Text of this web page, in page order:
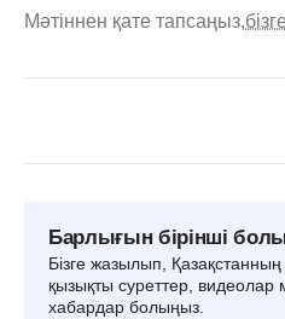
Мәтіннен қате тапсаңыз,
Барлығын бірінші
Бізге жазылып,
қызықты суреттер, видеолар
хабардар болыңыз.